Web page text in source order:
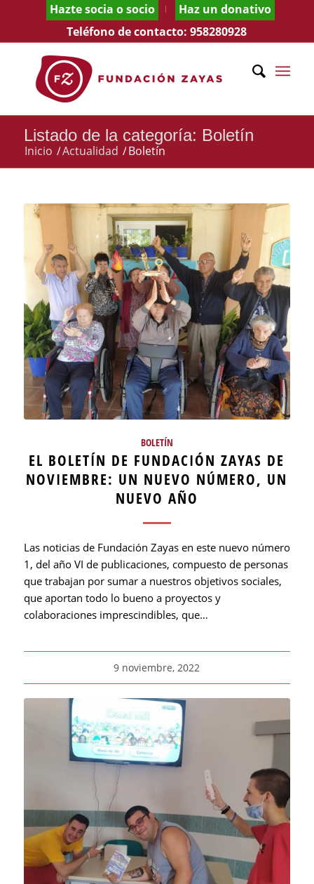
Hazte socia o socio
Haz un donativo
Teléfono de contacto:958280928
Listado de la categoría: Boletín
Inicio /Actualidad /Boletín
BOLETÍN
EL BOLETÍN DE FUNDACIÓN ZAYAS DE
NOVIEMBRE: UN NUEVO NÚMERO, UN
NUEVO AÑO
Las noticias de Fundación Zayas en este nuevo número
1, del año VI de publicaciones, compuesto de personas
que trabajan por sumar a nuestros objetivos sociales,
que aportan todo lo bueno a proyectos y
colaboraciones imprescindibles, que…
9 noviembre, 2022